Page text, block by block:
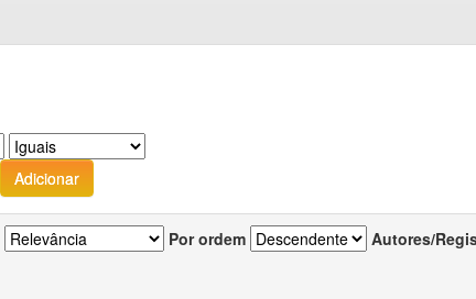
Por ordem Autores/